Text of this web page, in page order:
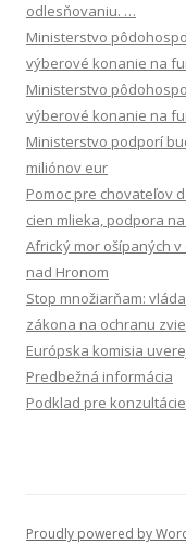
odlesňovaniu. …
Ministerstvo
výberové konanie na
Ministerstvo
výberové konanie na
Ministerstvo podporí
miliónov eur
Pomoc pre chovateľov
cien mlieka, podpora
Africký mor ošípaných
nad Hronom
Stop množiarňam:
zákona na ochranu
Európska komisia
Predbežná informácia
Podklad pre konzultácie
Proudly powered by